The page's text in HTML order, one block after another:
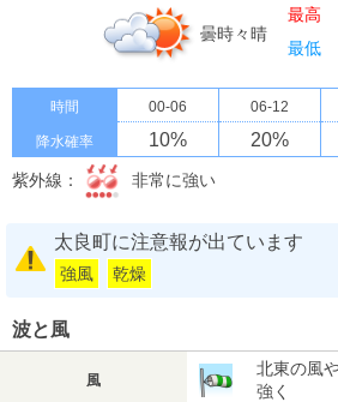
曇時々晴
最高
最低
時間 00-06 06-12
降水確率 10% 20%
紫外線： 非常に強い
太良町に注意報が出ています
強風 乾燥
波と風
風
北東の風
強く